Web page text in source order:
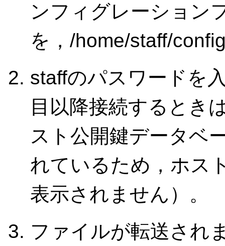
ンフィグレーション
を，/home/staff/
staffのパスワードを
目以降接続するとき
スト公開鍵データベ
れているため，ホス
表示されません）。
ファイルが転送され